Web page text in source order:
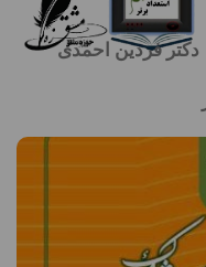
دکتر فردین احمدی